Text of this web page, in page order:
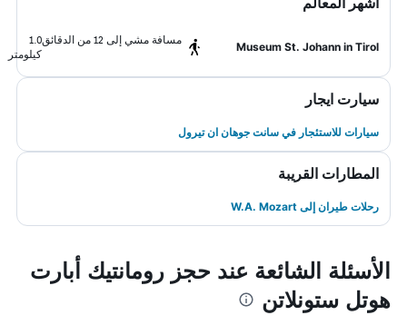
Museum St. Johann in Tirol
مسافة مشي إلى 12 من الدقائق
1.0
كيلومتر
سيارت ايجار
سيارات للاستئجار في سانت جوهان ان تيرول
المطارات القريبة
رحلات طيران إلى W.A. Mozart
الأسئلة الشائعة عند حجز رومانتيك أبارت
هوتل ستونلاتن